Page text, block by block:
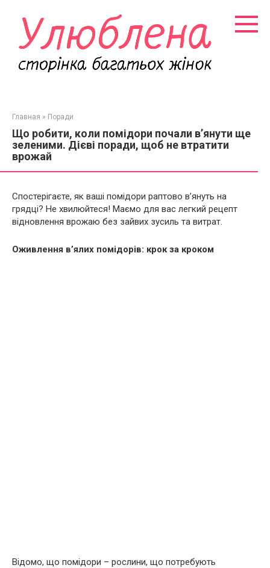
контенту
Главная » Поради
Що робити, коли помідори почали в’янути ще
зеленими. Дієві поради, щоб не втратити
врожай
Спостерігаєте, як ваші помідори раптово в’януть на
грядці? Не хвилюйтеся! Маємо для вас легкий рецепт
відновлення врожаю без зайвих зусиль та витрат.
Оживлення в’ялих помідорів: крок за кроком
Відомо, що помідори – рослини, що потребують